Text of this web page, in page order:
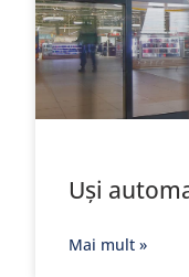
Uși
Mai mult »